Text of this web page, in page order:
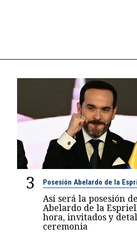
3 Posesión Abelardo de la
Así será la posesión de
Abelardo de la
hora, invitados y
ceremonia